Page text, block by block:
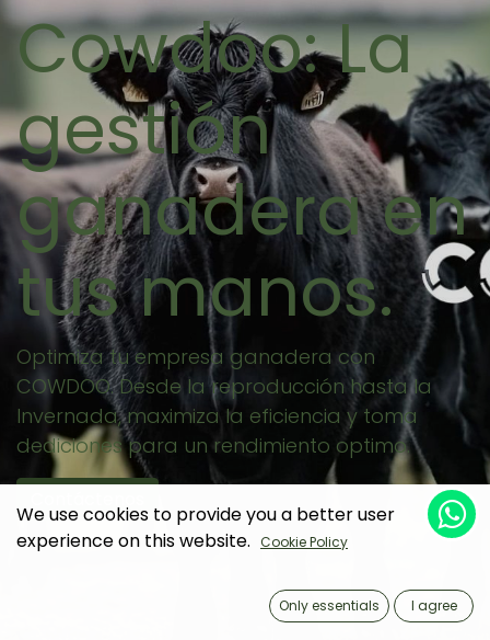
Cowdoo: La
gestión
ganadera en
tus manos.
Optimiza tu empresa ganadera con
COWDOO. Desde la reproducción hasta la
Invernada, maximiza la eficiencia y toma
dediciones para un rendimiento optimo. ​
We use cookies to provide you a better user
experience on this website. Cookie Policy
Only essentials I agree